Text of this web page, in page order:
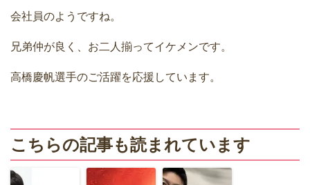
会社員のようですね。
兄弟仲が良く、お二人揃ってイケメンです。
高橋慶帆選手のご活躍を応援しています。
こちらの記事も読まれています